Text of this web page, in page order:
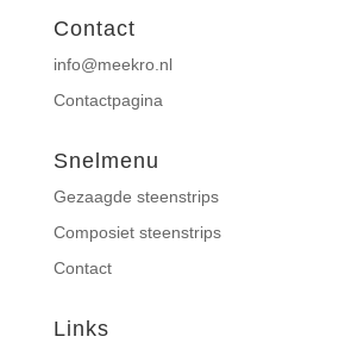
Contact
info@meekro.nl
Contactpagina
Snelmenu
Gezaagde steenstrips
Composiet steenstrips
Contact
Links